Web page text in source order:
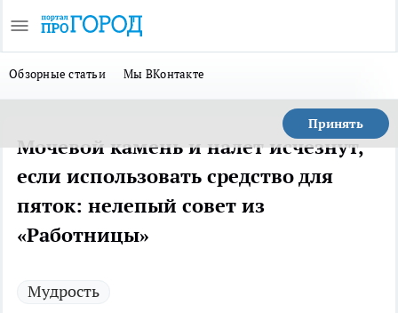
Обзорные статьи Мы ВКонтакте
Принять
Мочевой камень и налет исчезнут,
если использовать средство для
пяток: нелепый совет из
«Работницы»
Мудрость